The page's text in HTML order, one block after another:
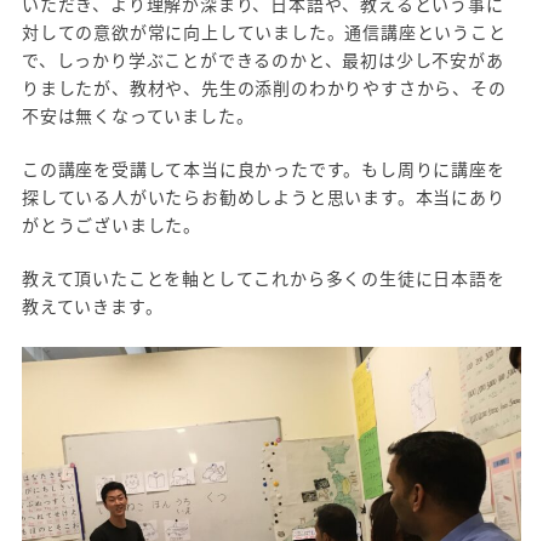
対しての意欲が常に向上していました。通信講座ということ
で、しっかり学ぶことができるのかと、最初は少し不安があ
りましたが、教材や、先生の添削のわかりやすさから、その
不安は無くなっていました。
この講座を受講して本当に良かったです。もし周りに講座を
探している人がいたらお勧めしようと思います。本当にあり
がとうございました。
教えて頂いたことを軸としてこれから多くの生徒に日本語を
教えていきます。